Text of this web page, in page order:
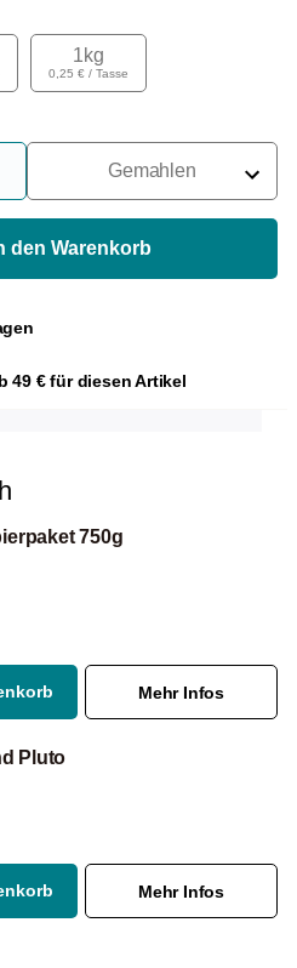
1kg
0,25 € / Tasse
Gemahlen
Für Siebträger
den Warenkorb
49 € für diesen Artikel
750g
Mehr Infos
Pluto
Mehr Infos